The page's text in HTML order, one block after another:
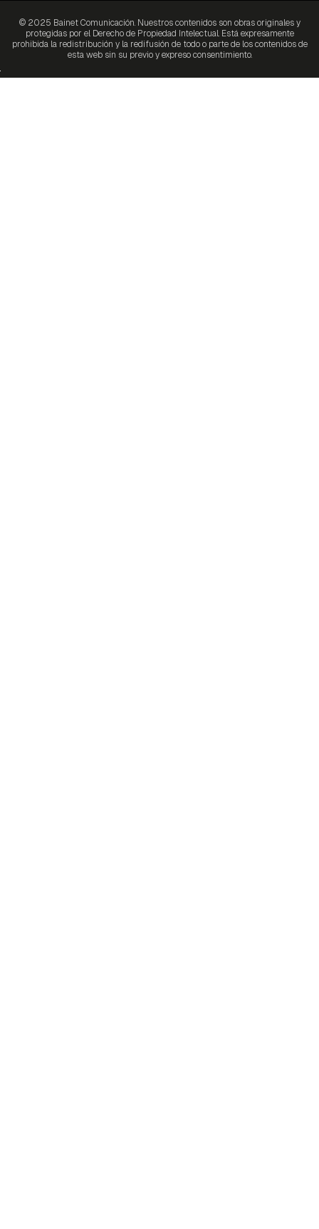
© 2025 Bainet Comunicación. Nuestros contenidos son obras originales y
protegidas por el Derecho de Propiedad Intelectual. Está expresamente
prohibida la redistribución y la redifusión de todo o parte de los contenidos de
esta web sin su previo y expreso consentimiento.